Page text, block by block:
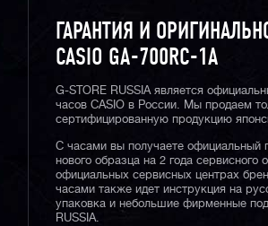
ГАРАНТИЯ И
CASIO GA-700RC-1A
G-STORE RUSSIA является
часов CASIO в России. Мы продаем
сертифицированную продукцию
С часами вы получаете официальный
нового образца на 2 года сервисного
официальных сервисных центрах
часами также идет инструкция на
упаковка и небольшие фирменные
RUSSIA.